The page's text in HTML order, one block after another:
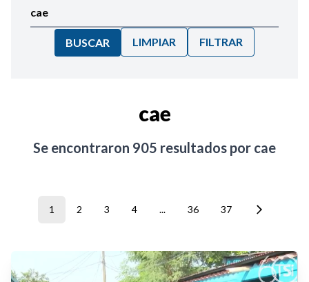
BUSCAR LIMPIAR FILTRAR
cae
Se encontraron 905 resultados por cae
1 2 3 4 ... 36 37